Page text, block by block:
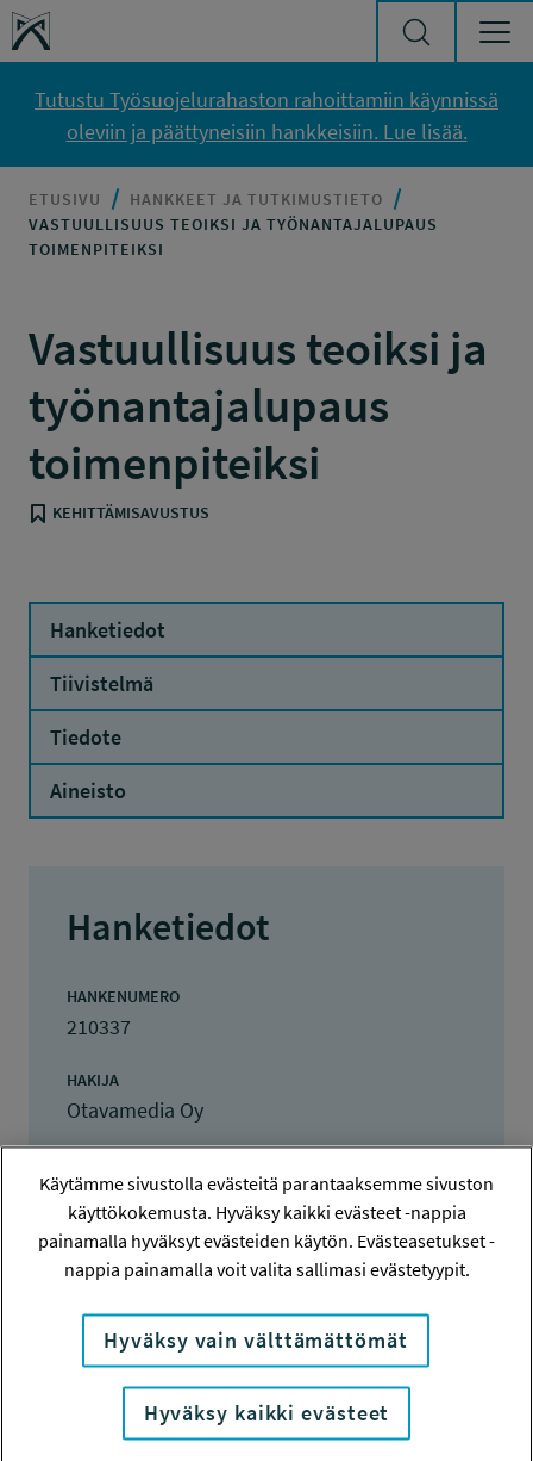
Siirry sisältöön
Työsuojelurahasto
Tutustu Työsuojelurahaston rahoittamiin käynnissä
oleviin ja päättyneisiin hankkeisiin. Lue lisää.
ETUSIVU
HANKKEET JA TUTKIMUSTIETO
VASTUULLISUUS TEOIKSI JA TYÖNANTAJALUPAUS
TOIMENPITEIKSI
Vastuullisuus teoiksi ja
työnantajalupaus
toimenpiteiksi
KEHITTÄMISAVUSTUS
Hanketiedot
Tiivistelmä
Tiedote
Aineisto
Hanketiedot
HANKENUMERO
210337
HAKIJA
Otavamedia Oy
IhanaElo Oy
LISÄTIETOJA
Anne Mantila
anne.mantila@otavamedia.fi
TOTEUTUSAIKA
16.9.2021 - 31.1.2023
TYÖSUOJELURAHASTON PÄÄTÖS
Käytämme sivustolla evästeitä parantaaksemme sivuston
käyttökokemusta. Hyväksy kaikki evästeet -nappia
painamalla hyväksyt evästeiden käytön. Evästeasetukset -
nappia painamalla voit valita sallimasi evästetyypit.
Hyväksy vain välttämättömät
Hyväksy kaikki evästeet